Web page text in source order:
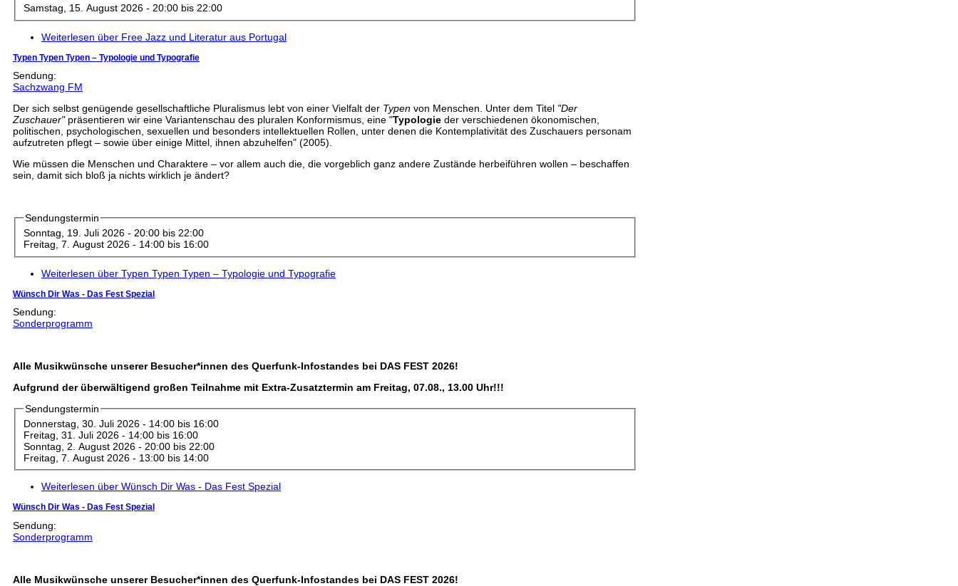
Samstag, 15. August 2026 - 20:00bis 22:00
Weiterlesen über Free Jazz und Literatur aus Portugal
Typen Typen Typen – Typologie und Typografie
Sendung:
Sachzwang FM
Der sich selbst genügende gesellschaftliche Pluralismus lebt von einer Vielfalt der Typen von Menschen. Unter dem Titel "Der
Zuschauer"präsentieren wir eine Variantenschau des pluralen Konformismus, eine "Typologie der verschiedenen ökonomischen,
politischen, psychologischen, sexuellen und besonders intellektuellen Rollen, unter denen die Kontemplativität des Zuschauers personam
aufzutreten pflegt – sowie über einige Mittel, ihnen abzuhelfen" (2005).
Wie müssen die Menschen und Charaktere – vor allem auch die, die vorgeblich ganz andere Zustände herbeiführen wollen – beschaffen
sein, damit sich bloß ja nichts wirklich je ändert?
Sendungstermin
Sonntag, 19. Juli 2026 - 20:00bis 22:00
Freitag, 7. August 2026 - 14:00bis 16:00
Weiterlesen über Typen Typen Typen – Typologie und Typografie
Wünsch Dir Was - Das Fest Spezial
Sendung:
Sonderprogramm
Alle Musikwünsche unserer Besucher*innen des Querfunk-Infostandes bei DAS FEST 2026!
Aufgrund der überwältigend großen Teilnahme mit Extra-Zusatztermin am Freitag, 07.08., 13.00 Uhr!!!
Sendungstermin
Donnerstag, 30. Juli 2026 - 14:00bis 16:00
Freitag, 31. Juli 2026 - 14:00bis 16:00
Sonntag, 2. August 2026 - 20:00bis 22:00
Freitag, 7. August 2026 - 13:00bis 14:00
Weiterlesen über Wünsch Dir Was - Das Fest Spezial
Wünsch Dir Was - Das Fest Spezial
Sendung:
Sonderprogramm
Alle Musikwünsche unserer Besucher*innen des Querfunk-Infostandes bei DAS FEST 2026!